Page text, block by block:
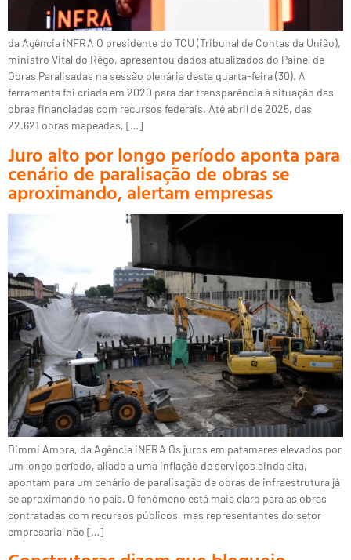
da Agência iNFRA O presidente do TCU (Tribunal de Contas da União),
ministro Vital do Rêgo, apresentou dados atualizados do Painel de
Obras Paralisadas na sessão plenária desta quarta-feira (30). A
ferramenta foi criada em 2020 para dar transparência à situação das
obras financiadas com recursos federais. Até abril de 2025, das
22.621 obras mapeadas, […]
Juro alto por longo período aponta para
cenário de paralisação de obras se
aproximando, alertam empresas
Dimmi Amora, da Agência iNFRA Os juros em patamares elevados por
um longo período, aliado a uma inflação de serviços ainda alta,
apontam para um cenário de paralisação de obras de infraestrutura já
se aproximando no país. O fenômeno está mais claro para as obras
contratadas com recursos públicos, mas representantes do setor
empresarial não […]